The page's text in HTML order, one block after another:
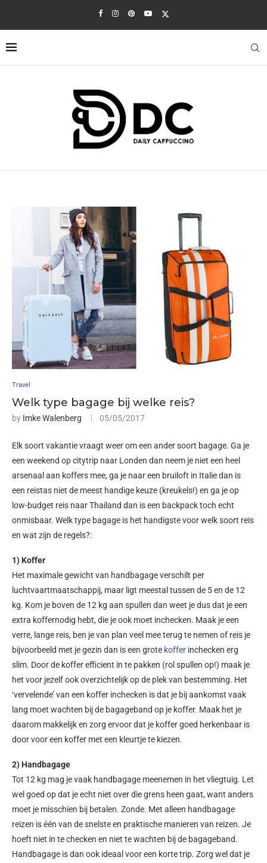
Travel
Welk type bagage bij welke reis?
by Imke Walenberg 05/05/2017
Elk soort vakantie vraagt weer om een ander soort bagage. Ga je
een weekend op citytrip naar Londen dan neem je niet een heel
arsenaal aan koffers mee, ga je naar een bruiloft in Italie dan is
een reistas niet de meest handige keuze (kreukels!) en ga je op
low-budget reis naar Thailand dan is een backpack toch echt
onmisbaar. Welk type bagage is het handigste voor welk soort reis
en wat zijn de regels?:
1) Koffer
Het maximale gewicht van handbagage verschilt per
luchtvaartmaatschappij, maar ligt meestal tussen de 5 en de 12
kg. Kom je boven de 12 kg aan spullen dan weet je dus dat je een
extra koffernodig hebt, die je ook moet inchecken. Maak je een
verre, lange reis, ben je van plan veel mee terug te nemen of reis je
bijvoorbeeld met je gezin dan is een grote koffer inchecken erg
slim. Door de koffer efficient in te pakken (rol spullen op!) maak je
het voor jezelf ook overzichtelijk op de plek van bestemming. Het
‘vervelende’ van een koffer inchecken is dat je bij aankomst vaak
lang moet wachten bij de bagageband op je koffer. Maak het je
daarom makkelijk en zorg ervoor dat je koffer goed herkenbaar is
door voor een koffer met een kleurtje te kiezen.
2) Handbagage
Tot 12 kg mag je vaak handbagage meenemen in het vliegtuig. Let
wel goed op dat je echt niet over die grens heen gaat, want anders
moet je misschien bij betalen. Zonde. Met alleen handbagage
reizen is één van de snelste en praktische manieren van reizen. Je
hoeft niet in te checken en niet te wachten bij de bagageband.
Handbagage is dan ook ideaal voor een korte trip. Zorg wel dat je